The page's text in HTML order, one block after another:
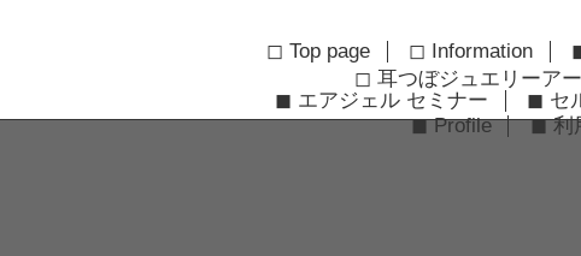
◻︎ Top page ◻︎ Information
◻︎ 耳つぼジュエリーア
◼︎ エアジェル セミナー
◼︎ セ
◼︎ Profile
◼︎ 利